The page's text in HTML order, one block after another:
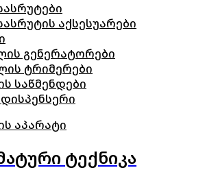
აქსესუარები
გენერატორები
ტრიმერები
საწმენდები
აპარატი
ტექნიკა